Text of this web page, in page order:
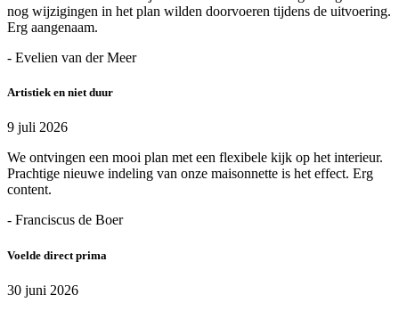
nog wijzigingen in het plan wilden doorvoeren tijdens de uitvoering.
Erg aangenaam.
- Evelien van der Meer
Artistiek en niet duur
9 juli 2026
We ontvingen een mooi plan met een flexibele kijk op het interieur.
Prachtige nieuwe indeling van onze maisonnette is het effect. Erg
content.
- Franciscus de Boer
Voelde direct prima
30 juni 2026